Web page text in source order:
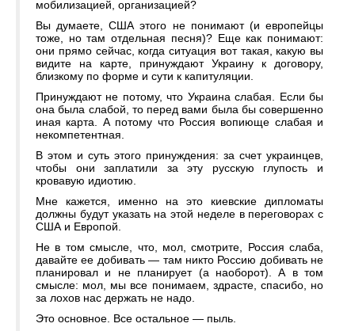
мобилизацией, организацией?
Вы думаете, США этого не понимают (и европейцы
тоже, но там отдельная песня)? Еще как понимают:
они прямо сейчас, когда ситуация вот такая, какую вы
видите на карте, принуждают Украину к договору,
близкому по форме и сути к капитуляции.
Принуждают не потому, что Украина слабая. Если бы
она была слабой, то перед вами была бы совершенно
иная карта. А потому что Россия вопиюще слабая и
некомпетентная.
В этом и суть этого принуждения: за счет украинцев,
чтобы они заплатили за эту русскую глупость и
кровавую идиотию.
Мне кажется, именно на это киевские дипломаты
должны будут указать на этой неделе в переговорах с
США и Европой.
Не в том смысле, что, мол, смотрите, Россия слаба,
давайте ее добивать — там никто Россию добивать не
планировал и не планирует (а наоборот). А в том
смысле: мол, мы все понимаем, здрасте, спасибо, но
за лохов нас держать не надо.
Это основное. Все остальное — пыль.